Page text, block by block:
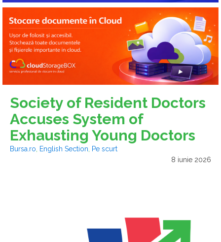
Society of Resident Doctors
Accuses System of
Exhausting Young Doctors
Bursa.ro English Section
Pe scurt
8 iunie 2026